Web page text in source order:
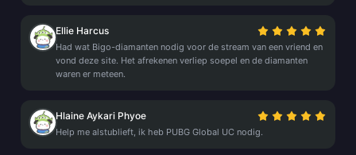
Ellie Harcus
Had wat Bigo-diamanten nodig voor de stream van een vriend en
vond deze site. Het afrekenen verliep soepel en de diamanten
waren er meteen.
Hlaine Aykari Phyoe
Help me alstublieft, ik heb PUBG Global UC nodig.